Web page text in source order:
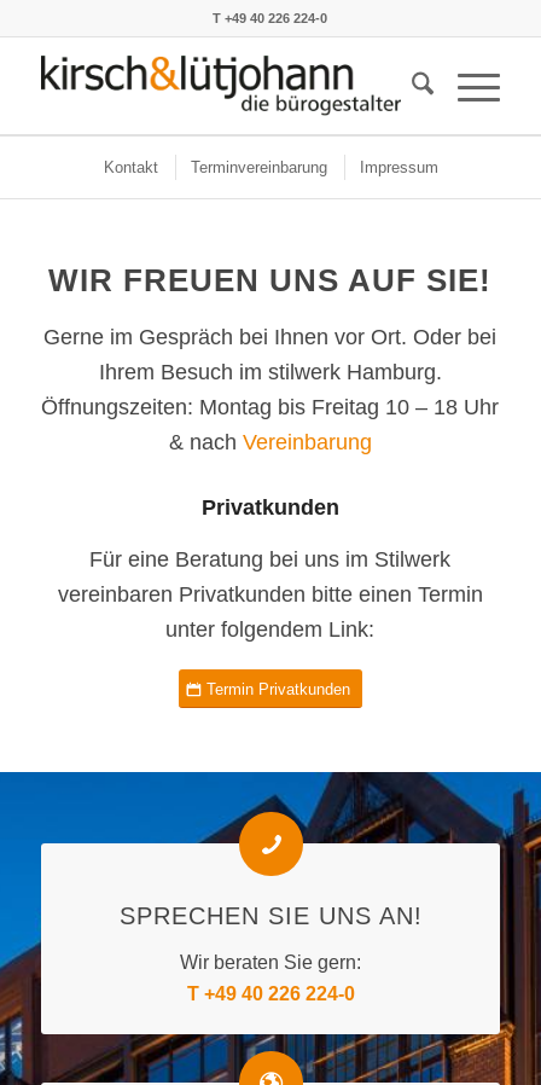
T +49 40 226 224-0
Kontakt Terminvereinbarung Impressum
WIR FREUEN UNS AUF SIE!
Gerne im Gespräch bei Ihnen vor Ort. Oder bei
Ihrem Besuch im stilwerk Hamburg.
Öffnungszeiten: Montag bis Freitag 10 – 18 Uhr
& nach Vereinbarung
Privatkunden
Für eine Beratung bei uns im Stilwerk
vereinbaren Privatkunden bitte einen Termin
unter folgendem Link:
Termin Privatkunden
SPRECHEN SIE UNS AN!
Wir beraten Sie gern:
T +49 40 226 224-0